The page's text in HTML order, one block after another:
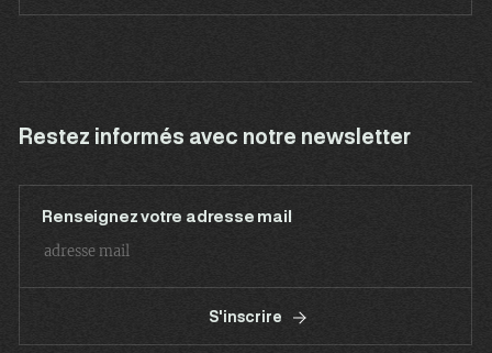
Restez informés avec notre newsletter
Renseignez votre adresse mail
S'inscrire